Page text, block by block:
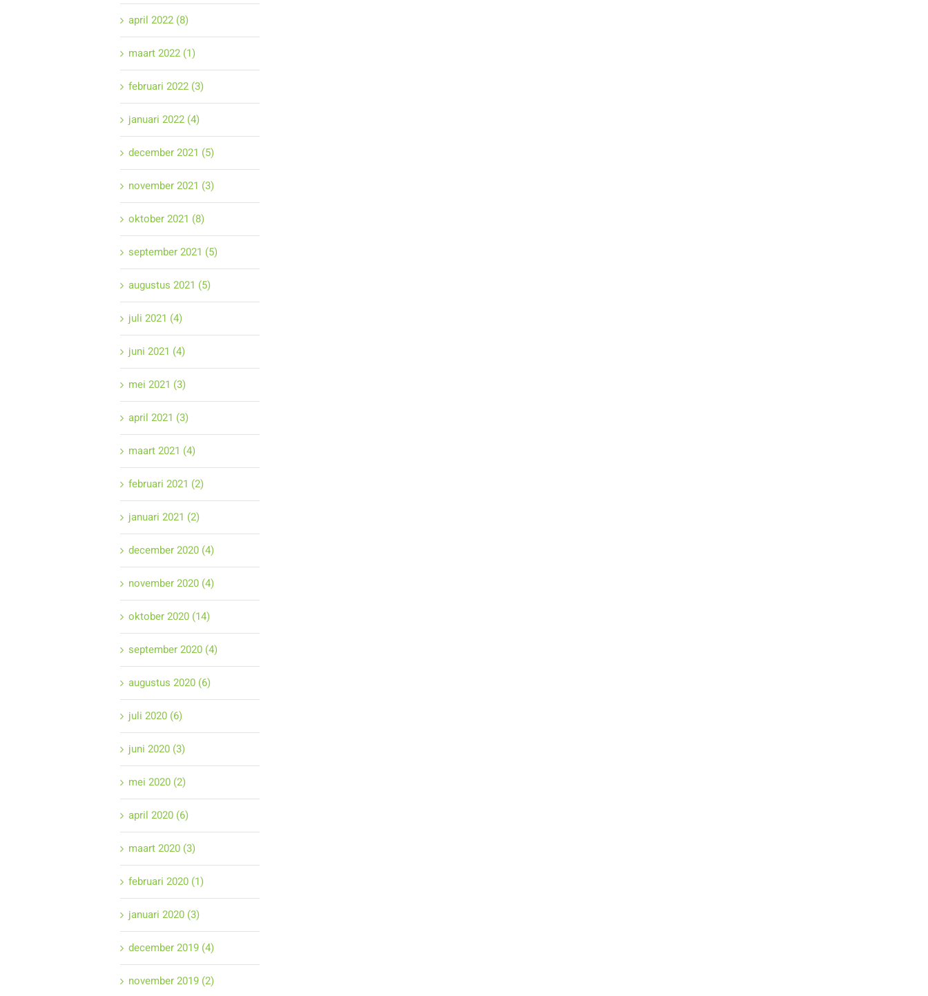
april 2022 (8)
maart 2022 (1)
februari 2022 (3)
januari 2022 (4)
december 2021 (5)
november 2021 (3)
oktober 2021 (8)
september 2021 (5)
augustus 2021 (5)
juli 2021 (4)
juni 2021 (4)
mei 2021 (3)
april 2021 (3)
maart 2021 (4)
februari 2021 (2)
januari 2021 (2)
december 2020 (4)
november 2020 (4)
oktober 2020 (14)
september 2020 (4)
augustus 2020 (6)
juli 2020 (6)
juni 2020 (3)
mei 2020 (2)
april 2020 (6)
maart 2020 (3)
februari 2020 (1)
januari 2020 (3)
december 2019 (4)
november 2019 (2)